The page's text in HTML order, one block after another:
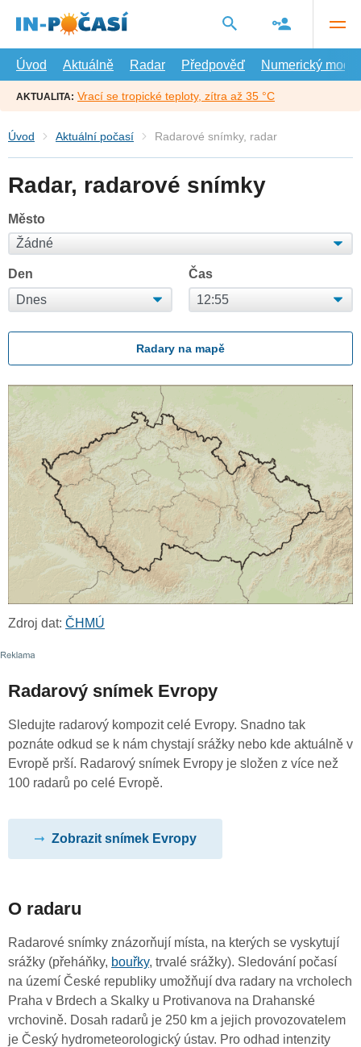
hlavní
Úvod
Aktuálně Radar Předpověď Numerický model
AKTUALITA: Vrací se tropické teploty, zítra až 35 °C
Úvod Aktuální počasí Radarové snímky, radar
Radar, radarové snímky
Město
Den Čas
Radary na mapě
Zdroj dat: ČHMÚ
Radarový snímek Evropy
Sledujte radarový kompozit celé Evropy. Snadno tak
poznáte odkud se k nám chystají srážky nebo kde aktuálně v
Evropě prší. Radarový snímek Evropy je složen z více než
100 radarů po celé Evropě.
Zobrazit snímek Evropy
O radaru
Radarové snímky znázorňují místa, na kterých se vyskytují
srážky (přeháňky, bouřky, trvalé srážky). Sledování počasí
na území České republiky umožňují dva radary na vrcholech
Praha v Brdech a Skalky u Protivanova na Drahanské
vrchovině. Dosah radarů je 250 km a jejich provozovatelem
je Český hydrometeorologický ústav. Pro odhad intenzity